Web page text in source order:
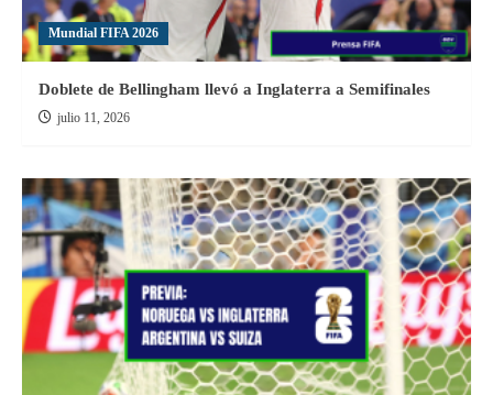
Mundial FIFA 2026
Doblete de Bellingham llevó a Inglaterra a Semifinales
julio 11, 2026